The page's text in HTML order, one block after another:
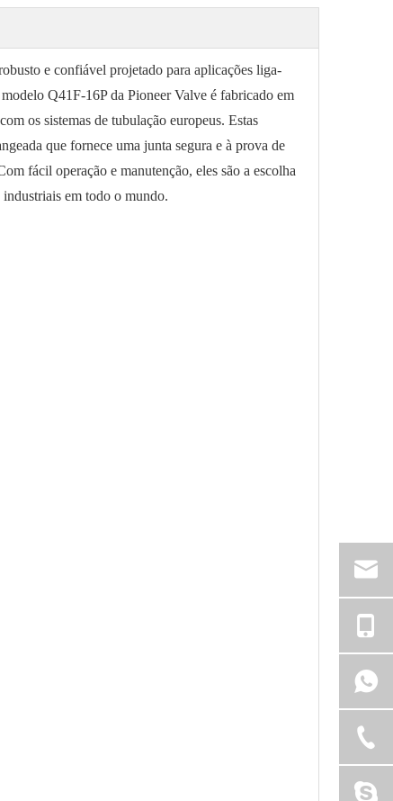
e confiável projetado para aplicações liga-
Q41F-16P da Pioneer Valve é fabricado em
os sistemas de tubulação europeus. Estas
que fornece uma junta segura e à prova de
fácil operação e manutenção, eles são a escolha
industriais em todo o mundo.